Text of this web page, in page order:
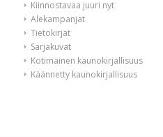
Kiinnostavaa juuri nyt
Alekampanjat
Tietokirjat
Sarjakuvat
Kotimainen kaunokirjallisuus
Käännetty kaunokirjallisuus